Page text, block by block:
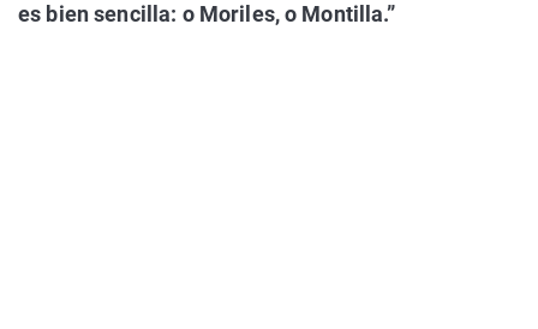
es bien sencilla: o Moriles, o Montilla.”